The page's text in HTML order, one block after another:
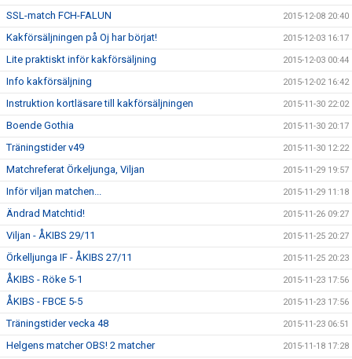
SSL-match FCH-FALUN 2015-12-08 20:40
Kakförsäljningen på Oj har börjat! 2015-12-03 16:17
Lite praktiskt inför kakförsäljning 2015-12-03 00:44
Info kakförsäljning 2015-12-02 16:42
Instruktion kortläsare till kakförsäljningen 2015-11-30 22:02
Boende Gothia 2015-11-30 20:17
Träningstider v49 2015-11-30 12:22
Matchreferat Örkeljunga, Viljan 2015-11-29 19:57
Inför viljan matchen... 2015-11-29 11:18
Ändrad Matchtid! 2015-11-26 09:27
Viljan - ÅKIBS 29/11 2015-11-25 20:27
Örkelljunga IF - ÅKIBS 27/11 2015-11-25 20:23
ÅKIBS - Röke 5-1 2015-11-23 17:56
ÅKIBS - FBCE 5-5 2015-11-23 17:56
Träningstider vecka 48 2015-11-23 06:51
Helgens matcher OBS! 2 matcher 2015-11-18 17:28